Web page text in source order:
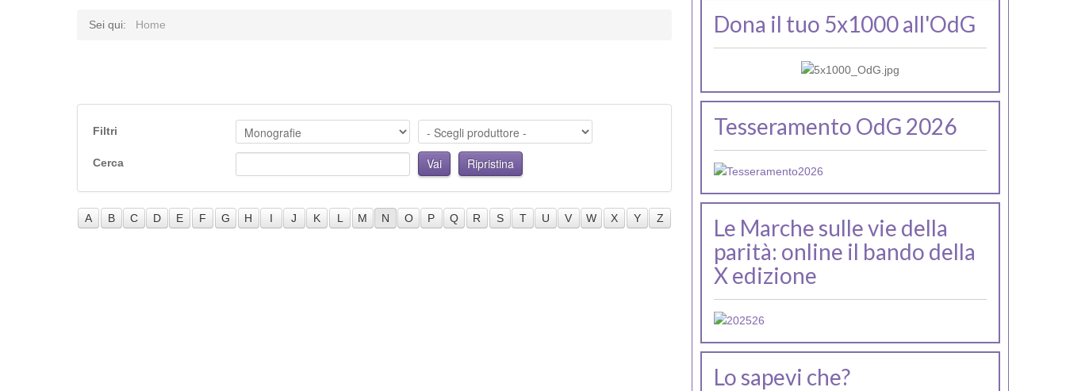
Sei qui: Home
Filtri
Cerca
A B C D E F G H I J K L M N O P Q R S T U V W X Y Z
Dona il tuo 5x1000 all'OdG
Tesseramento OdG 2026
Le Marche sulle vie della
parità: online il bando della
X edizione
Lo sapevi che?